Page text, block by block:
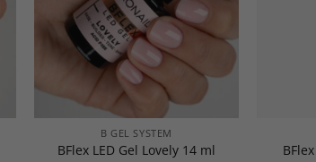
B GEL SYSTEM
BFlex LED Gel Lovely 14 ml